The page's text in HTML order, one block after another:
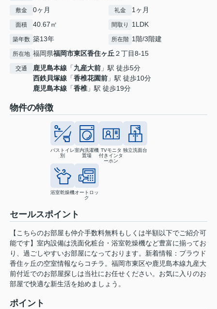
敷金 0ヶ月 礼金 1ヶ月
面積 40.67㎡ 間取り 1LDK
築年数 築13年 所在階 1階/3階建
所在地 福岡県福岡市東区香住ヶ丘２丁目8-15
交通 鹿児島本線 「九産大前 」駅 徒歩5分
西鉄貝塚線 「香椎花園前 」駅 徒歩10分
鹿児島本線 「香椎 」駅 徒歩19分
物件の特徴
バストイレ
別
室内洗濯機
置場
TVモニタ
付きインタ
ーホン
独立洗面台
浴室乾燥機オートロッ
ク
セールスポイント
【こちらのお部屋も仲介手数料無料もしくは半額以下でご紹介可
能です】室内設備は洗面化粧台・浴室乾燥機など豊富に揃ってお
り、過ごしやすいお部屋になっております。新着情報：プラウド
香住ヶ丘の空室情報ならコチラ。福岡市東区や鹿児島本線九産大
前付近でのお部屋探しは当社にお任せください。お気に入りのお
部屋で快適な新生活を始めましょう。
ポイント